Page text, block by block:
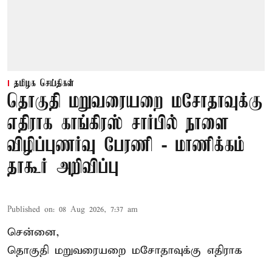
தமிழக செய்திகள்
தொகுதி மறுவரையறை மசோதாவுக்கு
எதிராக காங்கிரஸ் சார்பில் நாளை
விழிப்புணர்வு பேரணி - மாணிக்கம்
தாகூர் அறிவிப்பு
Published on: 08 Aug 2026, 7:37 am
சென்னை,
தொகுதி மறுவரையறை மசோதாவுக்கு எதிராக